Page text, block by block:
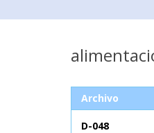
Archivo
D-048